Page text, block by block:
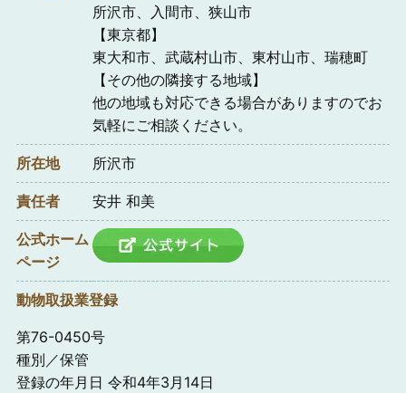
所沢市、入間市、狭山市
【東京都】
東大和市、武蔵村山市、東村山市、瑞穂町
【その他の隣接する地域】
他の地域も対応できる場合がありますのでお
気軽にご相談ください。
所在地 所沢市
責任者 安井 和美
公式ホーム
ページ
動物取扱業登録
第76-0450号
種別／保管
登録の年月日 令和4年3月14日